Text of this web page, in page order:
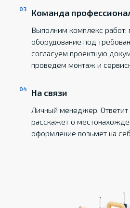
Команда
Выполним комплекс работ:
оборудование под
согласуем проектную
проведем монтаж и
На связи
Личный менеджер. Ответит
расскажет о
оформление возьмет на